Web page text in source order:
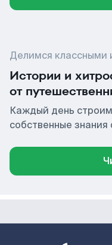
Делимся классными
Истории и
от
Каждый день
собственные знания